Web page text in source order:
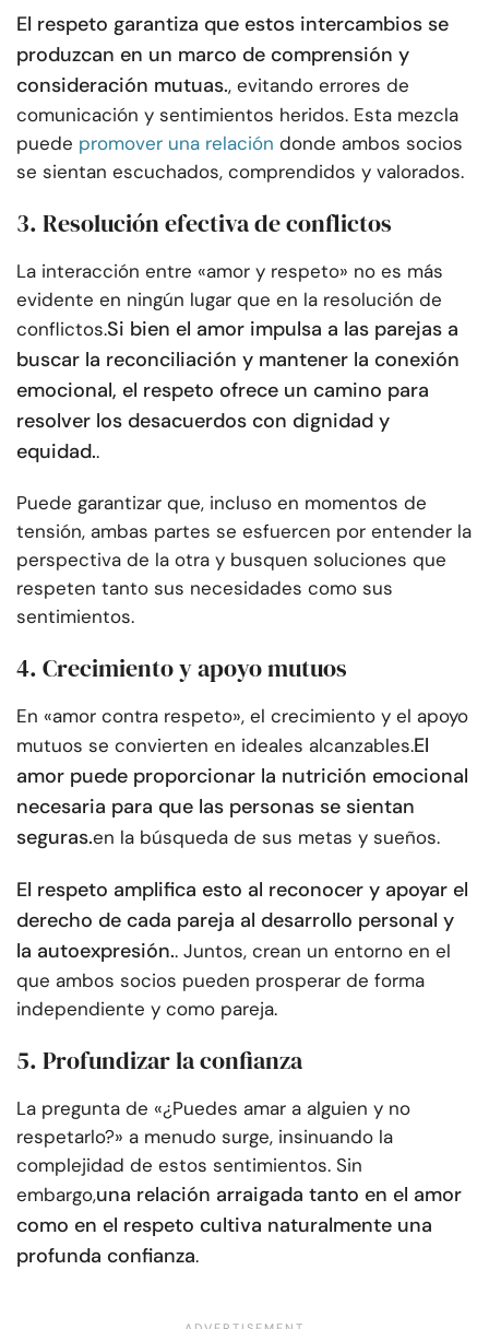
El respeto garantiza que estos intercambios se
produzcan en un marco de comprensión y
consideración mutuas., evitando errores de
comunicación y sentimientos heridos. Esta mezcla
puede promover una relación donde ambos socios
se sientan escuchados, comprendidos y valorados.
3. Resolución efectiva de conflictos
La interacción entre «amor y respeto» no es más
evidente en ningún lugar que en la resolución de
conflictos.Si bien el amor impulsa a las parejas a
buscar la reconciliación y mantener la conexión
emocional, el respeto ofrece un camino para
resolver los desacuerdos con dignidad y
equidad..
Puede garantizar que, incluso en momentos de
tensión, ambas partes se esfuercen por entender la
perspectiva de la otra y busquen soluciones que
respeten tanto sus necesidades como sus
sentimientos.
4. Crecimiento y apoyo mutuos
En «amor contra respeto», el crecimiento y el apoyo
mutuos se convierten en ideales alcanzables.El
amor puede proporcionar la nutrición emocional
necesaria para que las personas se sientan
seguras.en la búsqueda de sus metas y sueños.
El respeto amplifica esto al reconocer y apoyar el
derecho de cada pareja al desarrollo personal y
la autoexpresión.. Juntos, crean un entorno en el
que ambos socios pueden prosperar de forma
independiente y como pareja.
5. Profundizar la confianza
La pregunta de «¿Puedes amar a alguien y no
respetarlo?» a menudo surge, insinuando la
complejidad de estos sentimientos. Sin
embargo,una relación arraigada tanto en el amor
como en el respeto cultiva naturalmente una
profunda confianza.